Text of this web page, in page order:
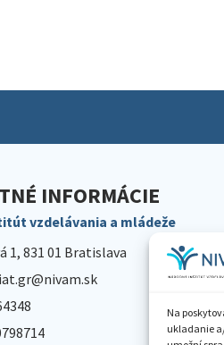
Na
ukladanie
INFORMÁCIE
vzdelávania a mládeže
1, 831 01 Bratislava